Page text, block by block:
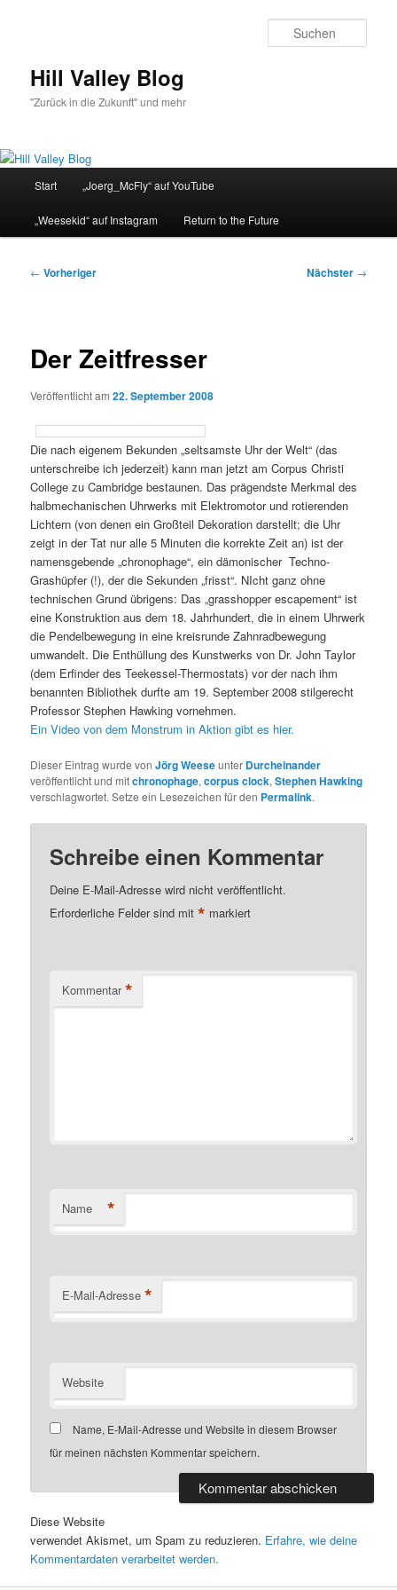
Hill Valley Blog
"Zurück in die Zukunft" und mehr
Start „Joerg_McFly“ auf YouTube
„Weesekid“ auf Instagram Return to the Future
Beitragsnavigation
← Vorheriger Nächster →
Der Zeitfresser
Veröffentlicht am22. September 2008
Die nach eigenem Bekunden „seltsamste Uhr der Welt“ (das
unterschreibe ich jederzeit) kann man jetzt am Corpus Christi
College zu Cambridge bestaunen. Das prägendste Merkmal des
halbmechanischen Uhrwerks mit Elektromotor und rotierenden
Lichtern (von denen ein Großteil Dekoration darstellt; die Uhr
zeigt in der Tat nur alle 5 Minuten die korrekte Zeit an) ist der
namensgebende „chronophage“, ein dämonischer Techno-
Grashüpfer (!), der die Sekunden „frisst“. NIcht ganz ohne
technischen Grund übrigens: Das „grasshopper escapement“ ist
eine Konstruktion aus dem 18. Jahrhundert, die in einem Uhrwerk
die Pendelbewegung in eine kreisrunde Zahnradbewegung
umwandelt. Die Enthüllung des Kunstwerks von Dr. John Taylor
(dem Erfinder des Teekessel-Thermostats) vor der nach ihm
benannten Bibliothek durfte am 19. September 2008 stilgerecht
Professor Stephen Hawking vornehmen.
Ein Video von dem Monstrum in Aktion gibt es hier.
Dieser Eintrag wurde vonJörg Weeseunter Durcheinander
veröffentlicht und mitchronophage,corpus clock,Stephen Hawking
verschlagwortet. Setze ein Lesezeichen für den Permalink.
Schreibe einen Kommentar
Deine E-Mail-Adresse wird nicht veröffentlicht.
Erforderliche Felder sind mit* markiert
Kommentar *
Name *
E-Mail-Adresse *
Website
Name, E-Mail-Adresse und Website in diesem Browser
für meinen nächsten Kommentar speichern.
Diese Website
verwendet Akismet, um Spam zu reduzieren. Erfahre, wie deine
Kommentardaten verarbeitet werden.